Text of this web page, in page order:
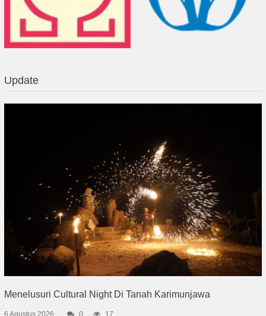
Update
Menelusuri Cultural Night Di Tanah Karimunjawa
6 Agustus 2026 0 17